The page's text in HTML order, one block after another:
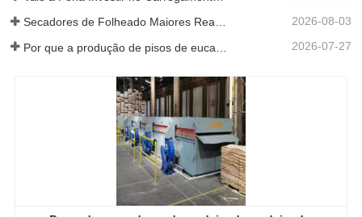
Secadores de Folheado Maiores Realmente Economizam Dinheiro? 2026-08-03
2026-07-27